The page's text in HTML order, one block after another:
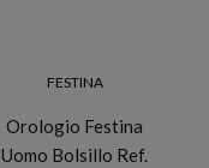
FESTINA
Orologio Festina
Uomo Bolsillo Ref.